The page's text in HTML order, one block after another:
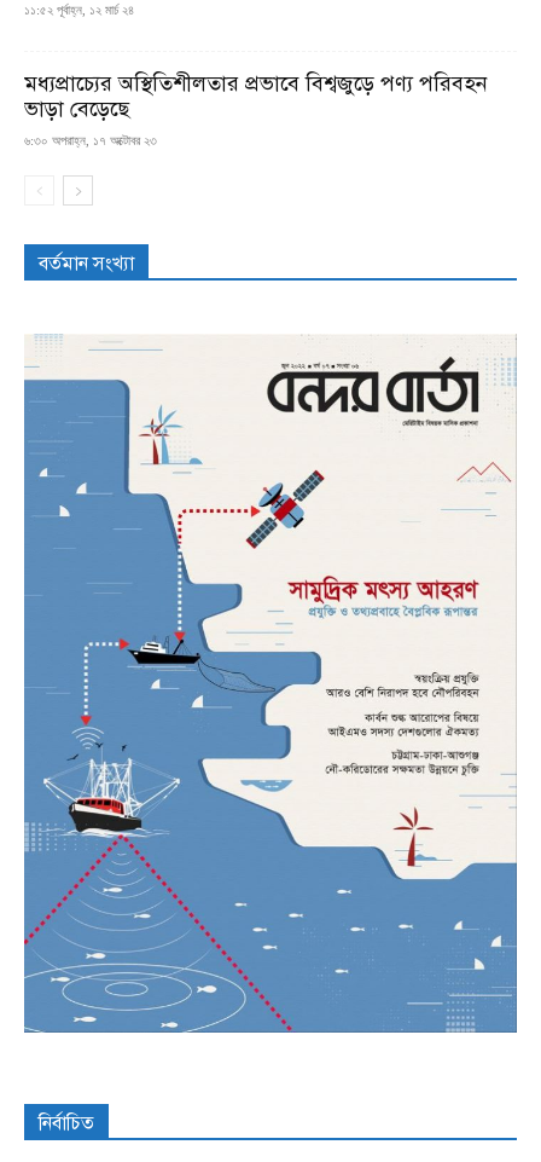
১১:৫২ পূর্বাহ্ন, ১২ মার্চ ২৪
মধ্যপ্রাচ্যের অস্থিতিশীলতার প্রভাবে বিশ্বজুড়ে পণ্য পরিবহন
ভাড়া বেড়েছে
৬:৩০ অপরাহ্ন, ১৭ অক্টোবর ২৩
বর্তমান সংখ্যা
নির্বাচিত